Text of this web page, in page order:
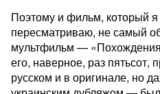
Поэтому и фильм, который
пересматриваю, не самый
мультфильм —
его, наверное, раз пятьсот,
русском и в оригинале, но